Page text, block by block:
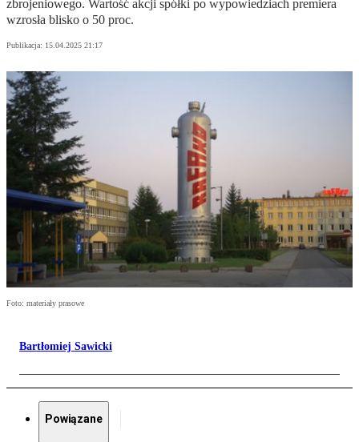
zbrojeniowego. Wartość akcji spółki po wypowiedziach premiera
wzrosła blisko o 50 proc.
Publikacja: 15.04.2025 21:17
Foto: materiały prasowe
Bartłomiej Sawicki
Powiązane